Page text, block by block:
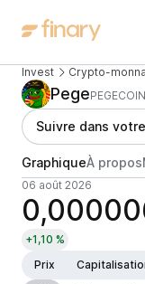
Invest Crypto-
PegePEGECOIN
Suivre dans
GraphiqueÀ propos
06 août 2026
+1,10 %
Prix